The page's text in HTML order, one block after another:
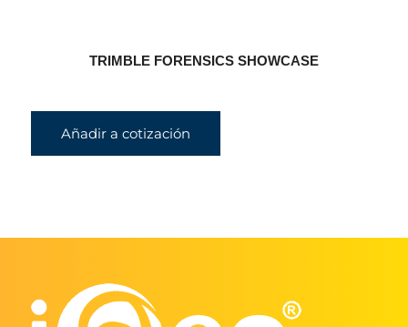
TRIMBLE FORENSICS SHOWCASE
Añadir a cotización